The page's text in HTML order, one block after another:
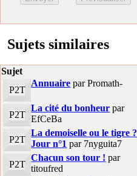
Sujets similaires
Sujet
P2T
Annuaire par Promath-
P2T
La cité du bonheur par
EfCeBa
P2T
La demoiselle ou le tigre ?
Jour n°1 par 7nyguita7
P2T
Chacun son tour ! par
titoufred